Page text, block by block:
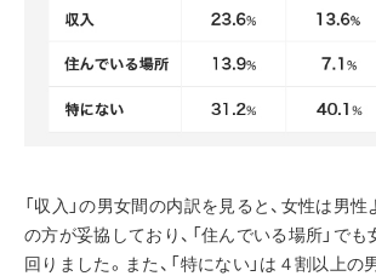
「収入」の男女間の内訳を見ると、女性は男
の方が妥協しており、「住んでいる場所」でも
回りました。また、「特にない」は４割以上